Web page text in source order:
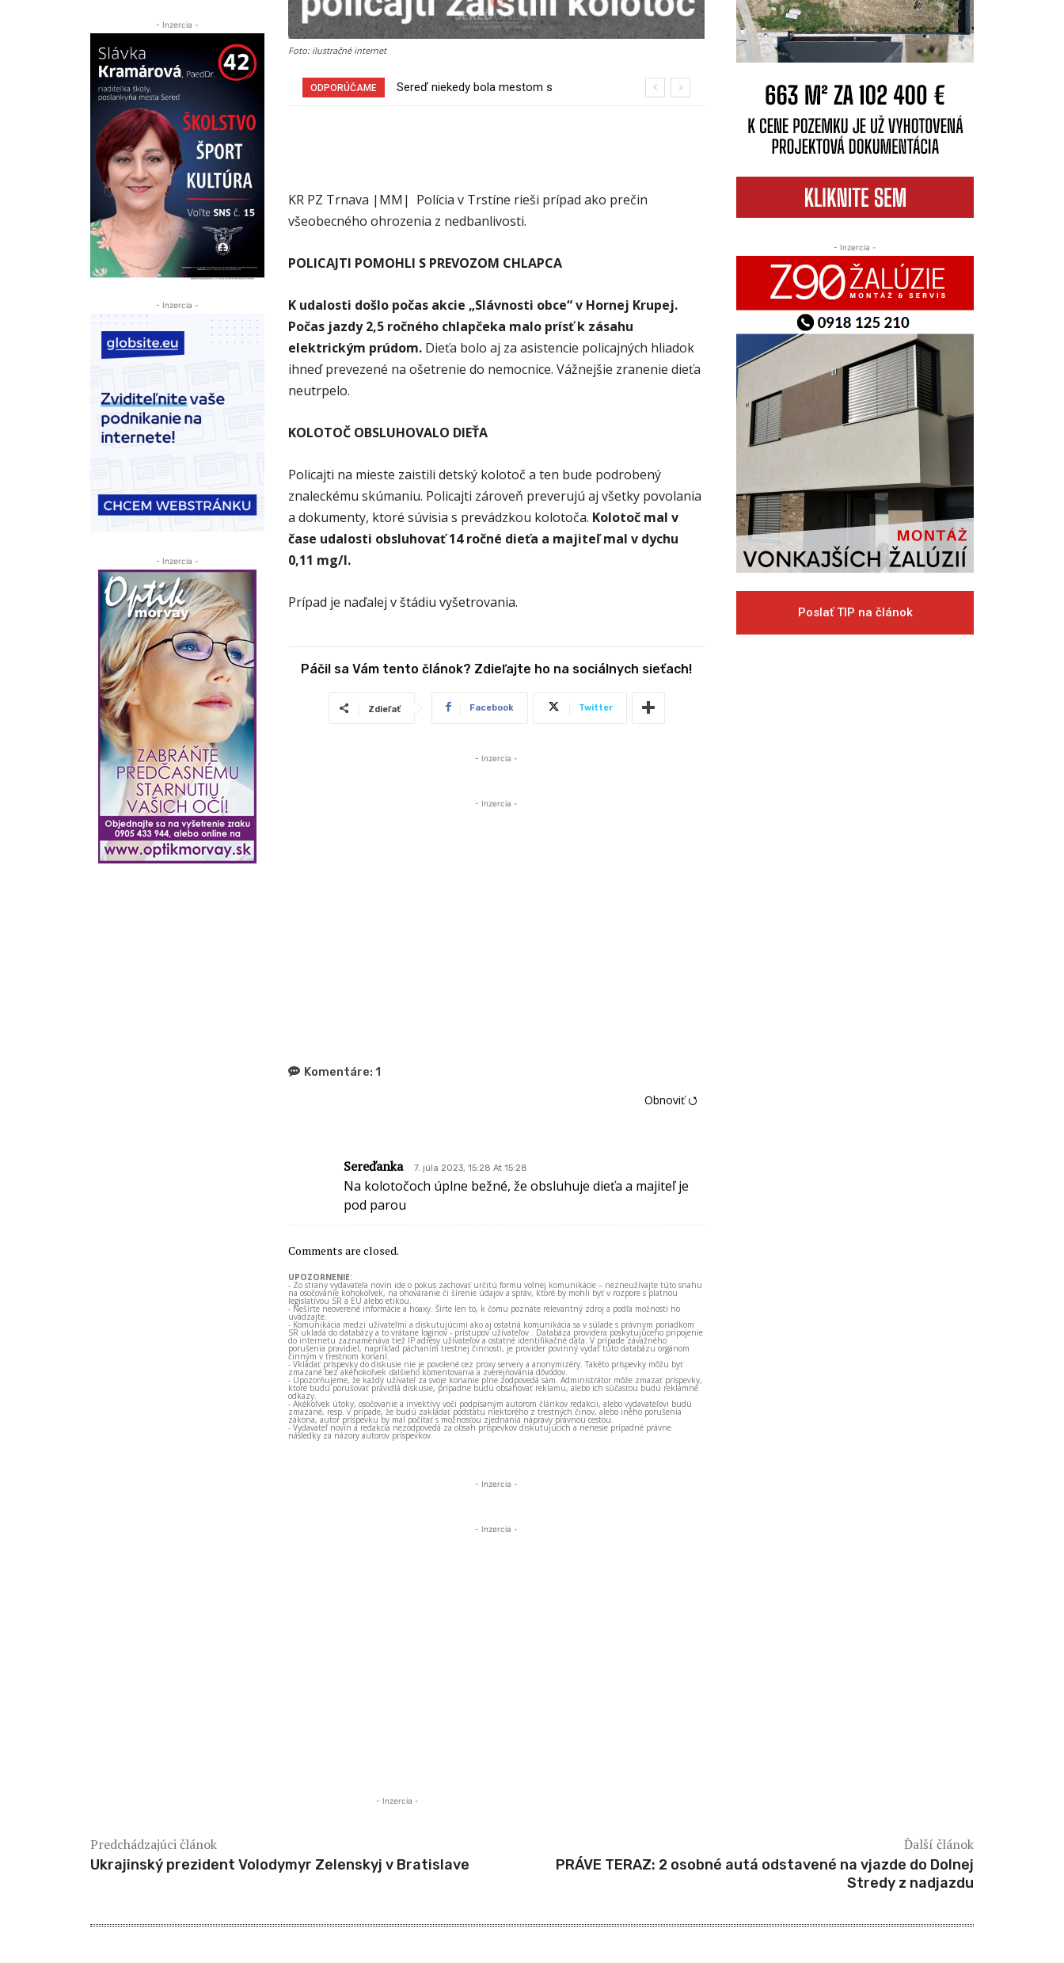
- Inzercia -
- Inzercia -
- Inzercia -
Foto: ilustračné internet
ODPORÚČAME
Sereď niekedy bola mestom s
Pri venčení na Jesenského ulici mal
KR PZ Trnava |MM| Polícia v Trstíne rieši prípad ako prečin
všeobecného ohrozenia z nedbanlivosti.
POLICAJTI POMOHLI S PREVOZOM CHLAPCA
K udalosti došlo počas akcie „Slávnosti obce“ v Hornej Krupej.
Počas jazdy 2,5 ročného chlapčeka malo prísť k zásahu
elektrickým prúdom. Dieťa bolo aj za asistencie policajných hliadok
ihneď prevezené na ošetrenie do nemocnice. Vážnejšie zranenie dieťa
neutrpelo.
KOLOTOČ OBSLUHOVALO DIEŤA
Policajti na mieste zaistili detský kolotoč a ten bude podrobený
znaleckému skúmaniu. Policajti zároveň preverujú aj všetky povolania
a dokumenty, ktoré súvisia s prevádzkou kolotoča. Kolotoč mal v
čase udalosti obsluhovať 14 ročné dieťa a majiteľ mal v dychu
0,11 mg/l.
Prípad je naďalej v štádiu vyšetrovania.
Páčil sa Vám tento článok? Zdieľajte ho na sociálnych sieťach!
Zdieľať Facebook Twitter
- Inzercia -
- Inzercia -
Komentáre: 1
Obnoviť ⭯
Sereďanka 7. júla 2023, 15:28 At 15:28
Na kolotočoch úplne bežné, že obsluhuje dieťa a majiteľ je
pod parou
Comments are closed.
UPOZORNENIE:
- Zo strany vydavateľa novín ide o pokus zachovať určitú formu voľnej komunikácie – nezneužívajte túto snahu
na osočovanie kohokoľvek, na ohováranie či šírenie údajov a správ, ktoré by mohli byť v rozpore s platnou
legislatívou SR a EÚ alebo etikou.
- Nešírte neoverené informácie a hoaxy. Šírte len to, k čomu poznáte relevantný zdroj a podľa možnosti ho
uvádzajte.
- Komunikácia medzi užívateľmi a diskutujúcimi ako aj ostatná komunikácia sa v súlade s právnym poriadkom
SR ukladá do databázy a to vrátane loginov - prístupov užívateľov . Databáza providera poskytujúceho pripojenie
do internetu zaznamenáva tiež IP adresy užívateľov a ostatné identifikačné dáta. V prípade závažného
porušenia pravidiel, napríklad páchaním trestnej činnosti, je provider povinný vydať túto databázu orgánom
činným v trestnom konaní.
- Vkladať príspevky do diskusie nie je povolené cez proxy servery a anonymizéry. Takéto príspevky môžu byť
zmazané bez akéhokoľvek ďalšieho komentovania a zverejňovania dôvodov.
- Upozorňujeme, že každý užívateľ za svoje konanie plne zodpovedá sám. Administrátor môže zmazať príspevky,
ktoré budú porušovať pravidlá diskusie, prípadne budú obsahovať reklamu, alebo ich súčasťou budú reklamné
odkazy.
- Akékoľvek útoky, osočovanie a invektívy voči podpísaným autorom článkov redakcii, alebo vydavateľovi budú
zmazané, resp. v prípade, že budú zakladať podstatu niektorého z trestných činov, alebo iného porušenia
zákona, autor príspevku by mal počítať s možnosťou zjednania nápravy právnou cestou.
- Vydavateľ novín a redakcia nezodpovedá za obsah príspevkov diskutujúcich a nenesie prípadné právne
následky za názory autorov príspevkov.
- Inzercia -
- Inzercia -
- Inzercia -
- Inzercia -
Poslať TIP na článok
Predchádzajúci článok
Ukrajinský prezident Volodymyr Zelenskyj v Bratislave
Ďalší článok
PRÁVE TERAZ: 2 osobné autá odstavené na vjazde do Dolnej
Stredy z nadjazdu